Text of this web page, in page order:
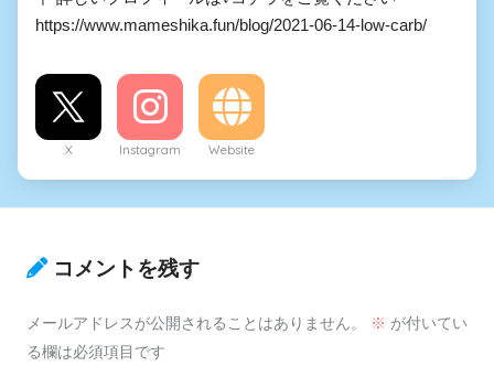
https://www.mameshika.fun/blog/2021-06-14-low-carb/
X Instagram Website
コメントを残す
メールアドレスが公開されることはありません。 ※ が付いてい
る欄は必須項目です